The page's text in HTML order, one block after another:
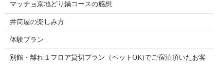
マッチョ京地どり鍋コースの感想
井筒屋の楽しみ方
体験プラン
別館・離れ１フロア貸切プラン（ペットOK)でご宿泊頂いたお客